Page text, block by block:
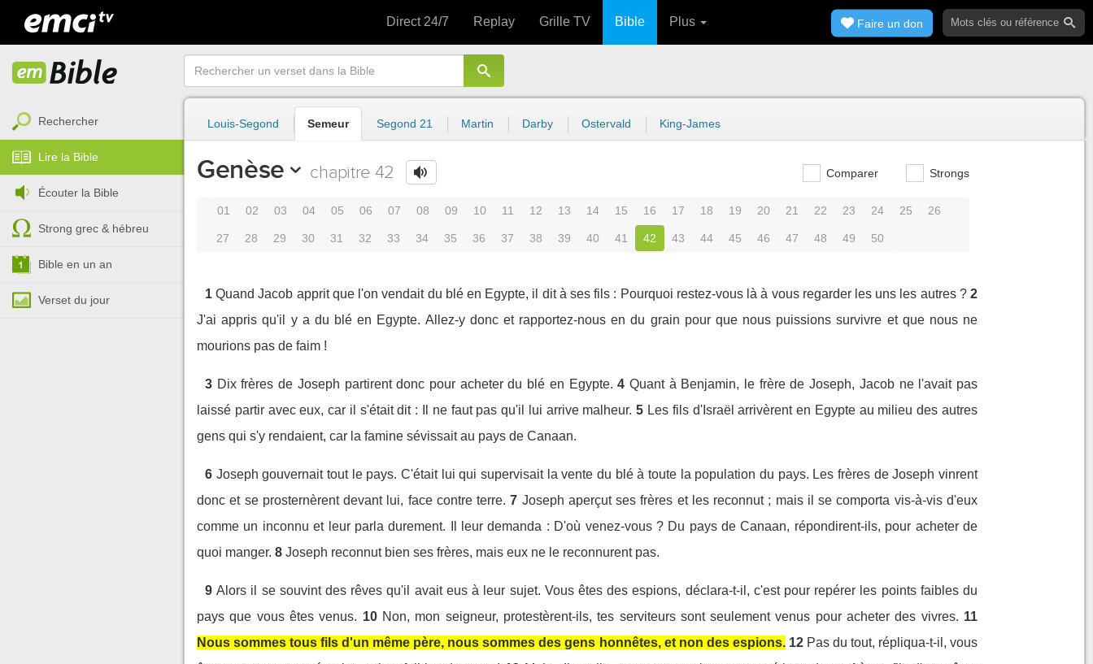
Direct 24/7 Replay Grille TV Bible Plus Faire un don
Rechercher
Lire la Bible
Écouter la Bible
Strong grec & hébreu
Bible en un an
Verset du jour
Louis-Segond Semeur Segond 21 Martin Darby Ostervald King-James
Genèse chapitre 42 Comparer Strongs
01 02 03 04 05 06 07 08 09 10 11 12 13 14 15 16 17 18 19 20 21 22 23 24 25 26
27 28 29 30 31 32 33 34 35 36 37 38 39 40 41 42 43 44 45 46 47 48 49 50
1 Quand Jacob apprit que l'on vendait du blé en Egypte, il dit à ses fils : Pourquoi restez-vous là à vous regarder les uns les autres ? 2
J'ai appris qu'il y a du blé en Egypte. Allez-y donc et rapportez-nous en du grain pour que nous puissions survivre et que nous ne
mourions pas de faim !
3 Dix frères de Joseph partirent donc pour acheter du blé en Egypte. 4 Quant à Benjamin, le frère de Joseph, Jacob ne l'avait pas
laissé partir avec eux, car il s'était dit : Il ne faut pas qu'il lui arrive malheur. 5 Les fils d'Israël arrivèrent en Egypte au milieu des autres
gens qui s'y rendaient, car la famine sévissait au pays de Canaan.
6 Joseph gouvernait tout le pays. C'était lui qui supervisait la vente du blé à toute la population du pays. Les frères de Joseph vinrent
donc et se prosternèrent devant lui, face contre terre. 7 Joseph aperçut ses frères et les reconnut ; mais il se comporta vis-à-vis d'eux
comme un inconnu et leur parla durement. Il leur demanda : D'où venez-vous ? Du pays de Canaan, répondirent-ils, pour acheter de
quoi manger. 8 Joseph reconnut bien ses frères, mais eux ne le reconnurent pas.
9 Alors il se souvint des rêves qu'il avait eus à leur sujet. Vous êtes des espions, déclara-t-il, c'est pour repérer les points faibles du
pays que vous êtes venus. 10 Non, mon seigneur, protestèrent-ils, tes serviteurs sont seulement venus pour acheter des vivres. 11
Nous sommes tous fils d'un même père, nous sommes des gens honnêtes, et non des espions. 12 Pas du tout, répliqua-t-il, vous